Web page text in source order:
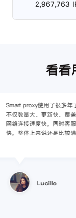
2,967,763
看看
作为入行不久的小白，
定的难度，这边的客服
心，并且非常专业，很
感觉还是不错的，非常
小美同学